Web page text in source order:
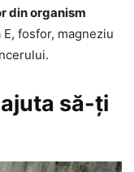
din organism
fosfor, magneziu
să-ți